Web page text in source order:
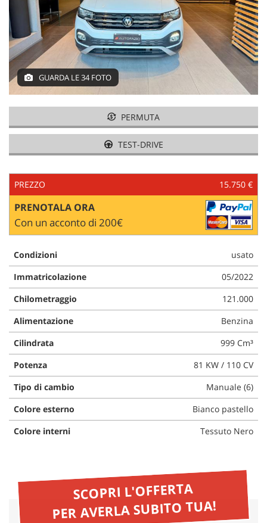
NEWS
AREA COMMERCIANTI
GUARDA LE 34 FOTO
PERMUTA
TEST-DRIVE
PREZZO 15.750 €
PRENOTALA ORA
Con un acconto di 200€
Condizioni
usato
Immatricolazione
05/2022
Chilometraggio
121.000
Alimentazione
Benzina
Cilindrata
999 Cm³
Potenza
81 KW / 110 CV
Tipo di cambio
Manuale (6)
Colore esterno
Bianco pastello
Colore interni
Tessuto Nero
SCOPRI L'OFFERTA
PER AVERLA SUBITO TUA!
tracciamento
che
adottiamo
per
offrire
le
funzionalità
e
attività
di
descritte.
Per
ottenere
maggiori
informazioni
sull'utilità
e
funzionamento
di
questi
strumenti
di
tracciamento
si
rimanda
alla
cookie
policy.
Puoi
rivedere
e
modificare
le
qualsiasi
momento.